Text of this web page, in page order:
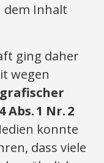
dem Inhalt
ging daher
wegen
Abs. 1 Nr. 2
konnte
dass viele